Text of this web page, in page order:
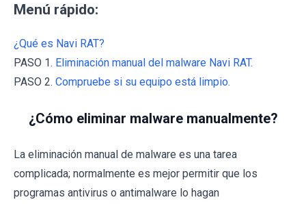
Menú rápido:
¿Qué es Navi RAT?
PASO 1. Eliminación manual del malware Navi RAT.
PASO 2. Compruebe si su equipo está limpio.
¿Cómo eliminar malware manualmente?
La eliminación manual de malware es una tarea
complicada; normalmente es mejor permitir que los
programas antivirus o antimalware lo hagan